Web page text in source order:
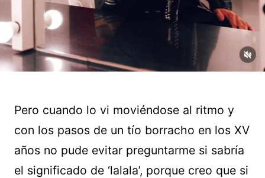
Pero cuando lo vi moviéndose al ritmo y
con los pasos de un tío borracho en los XV
años no pude evitar preguntarme si sabría
el significado de ‘lalala’, porque creo que si